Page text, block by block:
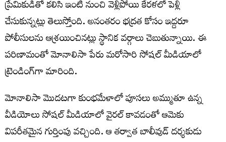
ప్రేమికుడితో కలిసి ఇంటి నుంచి వెళ్లిపోయి కేరళలో పెళ్లి
చేసుకున్నట్లు తెలుస్తోంది. అనంతరం భద్రత కోసం ఇద్దరూ
పోలీసులను ఆశ్రయించినట్లు స్థానిక వర్గాలు చెబుతున్నాయి. ఈ
పరిణామంతో మోనాలిసా పేరు మరోసారి సోషల్ మీడియాలో
ట్రెండింగ్‌గా మారింది.
మోనాలిసా మొదటగా కుంభమేళాలో పూసలు అమ్ముతూ ఉన్న
వీడియోలు సోషల్ మీడియాలో వైరల్ కావడంతో ఆమెకు
విపరీతమైన గుర్తింపు వచ్చింది. ఆ తర్వాత బాలీవుడ్ దర్శకుడు